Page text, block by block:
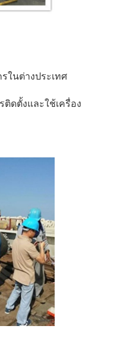
ในต่างประเทศ
ดตั้งและใช้เครื่อง